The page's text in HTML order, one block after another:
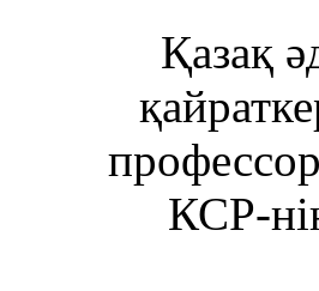
Қазақ
КСР-